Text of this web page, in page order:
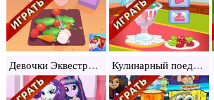
Девочки Эквестрии готовят сладости Кулинарный поединок